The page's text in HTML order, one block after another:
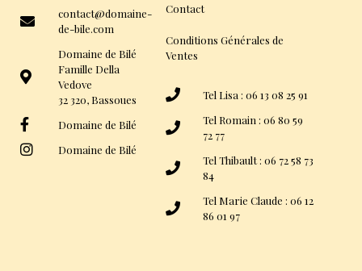
contact@domaine-
de-bile.com
Domaine de Bilé
Famille Della
Vedove
32 320, Bassoues
Domaine de Bilé
Domaine de Bilé
Contact
Conditions Générales de
Ventes
Tel Lisa : 06 13 08 25 91
Tel Romain : 06 80 59
72 77
Tel Thibault : 06 72 58 73
84
Tel Marie Claude : 06 12
86 01 97